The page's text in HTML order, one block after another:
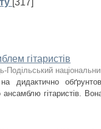
[317]
гітаристів
Подільський
дидактично
гітаристів.